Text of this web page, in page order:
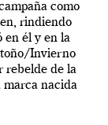
como
rindiendo
en él y en la
Invierno
rebelde de la
marca nacida